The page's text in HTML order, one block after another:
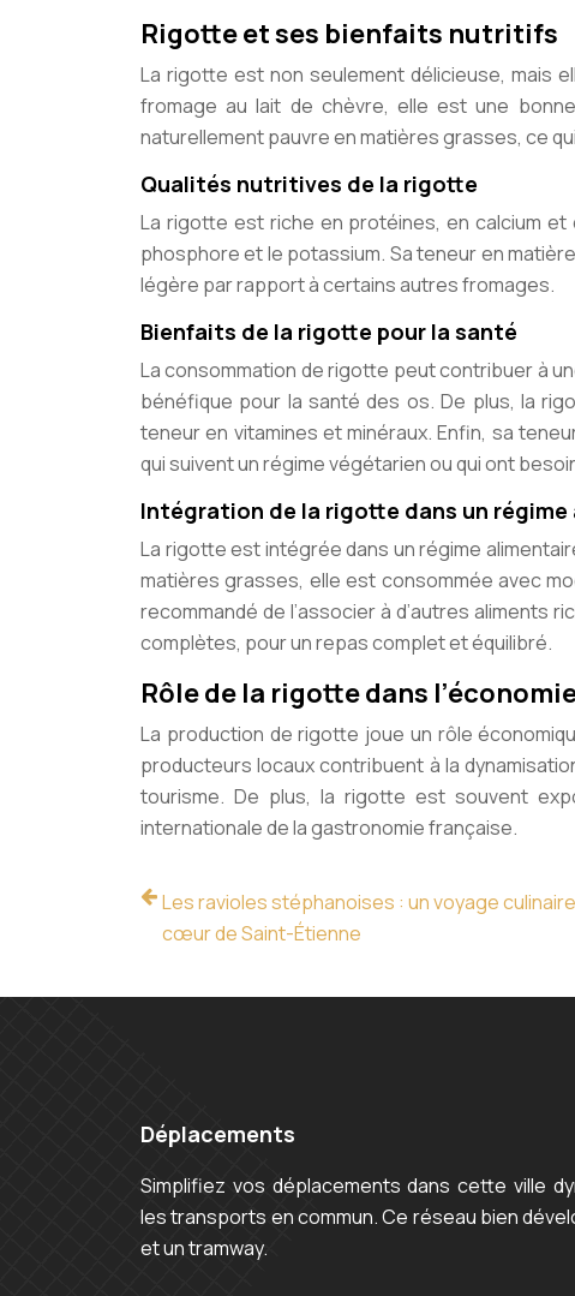
Rigotte et ses bienfaits nutritifs
La rigotte est non seulement délicieuse, mais
fromage au lait de chèvre, elle est une
naturellement pauvre en matières grasses, ce
Qualités nutritives de la rigotte
La rigotte est riche en protéines, en calcium
phosphore et le potassium. Sa teneur en
légère par rapport à certains autres fromages.
Bienfaits de la rigotte pour la santé
La consommation de rigotte peut contribuer à
bénéfique pour la santé des os. De plus, la
teneur en vitamines et minéraux. Enfin, sa
qui suivent un régime végétarien ou qui ont
Intégration de la rigotte dans un régime
La rigotte est intégrée dans un régime
matières grasses, elle est consommée avec
recommandé de l’associer à d’autres aliments
complètes, pour un repas complet et équilibré.
Rôle de la rigotte dans
La production de rigotte joue un rôle
producteurs locaux contribuent à la
tourisme. De plus, la rigotte est souvent
internationale de la gastronomie française.
Les ravioles stéphanoises : un voyage
cœur de Saint-Étienne
Déplacements
Simplifiez vos déplacements dans cette ville
les transports en commun. Ce réseau bien
et un tramway.